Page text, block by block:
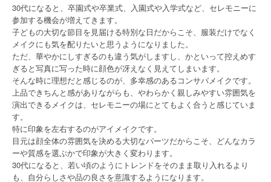
30代になると、卒園式や卒業式、入園式や入学式など、セレモニーに
参加する機会が増えてきます。
子どもの大切な節目を見届ける特別な日だからこそ、服装だけでなく
メイクにも気を配りたいと思うようになりました。
ただ、華やかにしすぎるのも違う気がしますし、かといって控えめす
ぎると写真に写った時に顔色が冴えなく見えてしまいます。
そんな時に理想だと感じるのが、多幸感のあるコンサバメイクです。
上品できちんと感がありながらも、やわらかく親しみやすい雰囲気を
演出できるメイクは、セレモニーの場にとてもよく合うと感じていま
す。
特に印象を左右するのがアイメイクです。
目元は顔全体の雰囲気を決める大切なパーツだからこそ、どんなカラ
ーや質感を選ぶかで印象が大きく変わります。
30代になると、若い頃のようにトレンドをそのまま取り入れるより
も、自分らしさや品の良さを意識するようになります。